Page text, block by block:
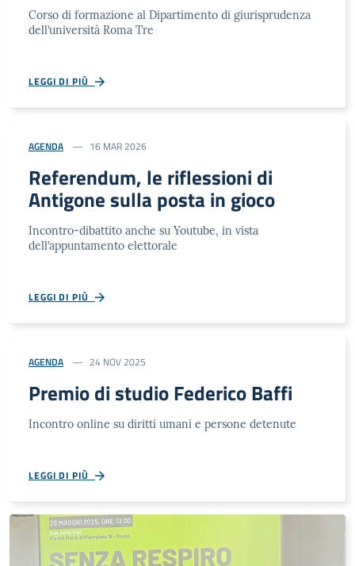
Corso di formazione al Dipartimento di giurisprudenza
dell’università Roma Tre
LEGGI DI PIÙ
AGENDA 16 MAR 2026
Referendum, le riflessioni di
Antigone sulla posta in gioco
Incontro-dibattito anche su Youtube, in vista
dell’appuntamento elettorale
LEGGI DI PIÙ
AGENDA 24 NOV 2025
Premio di studio Federico Baffi
Incontro online su diritti umani e persone detenute
LEGGI DI PIÙ